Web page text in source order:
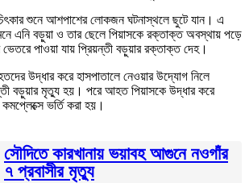
চিৎকার শুনে আশপাশের লোকজন ঘটনাস্থলে ছুটে যান। এ
এনি বড়ুয়া ও তার ছেলে পিয়াসকে রক্তাক্ত অবস্থায় পড়ে
পাওয়া যায় প্রিয়ন্তী বড়ুয়ার রক্তাক্ত দেহ।
উদ্ধার করে হাসপাতালে নেওয়ার উদ্যোগ নিলে
বড়ুয়ার মৃত্যু হয়। পরে আহত পিয়াসকে উদ্ধার করে
ভর্তি করা হয়।
সৌদিতে কারখানায় ভয়াবহ আগুনে নওগাঁর
৭ প্রবাসীর মৃত্যু